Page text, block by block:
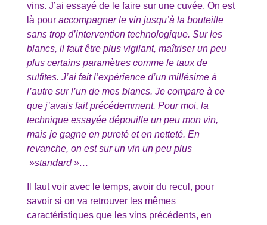
vins. J’ai essayé de le faire sur une cuvée. On est
là pour accompagner le vin jusqu’à la bouteille
sans trop d’intervention technologique. Sur les
blancs, il faut être plus vigilant, maîtriser un peu
plus certains paramètres comme le taux de
sulfites. J’ai fait l’expérience d’un millésime à
l’autre sur l’un de mes blancs. Je compare à ce
que j’avais fait précédemment. Pour moi, la
technique essayée dépouille un peu mon vin,
mais je gagne en pureté et en netteté. En
revanche, on est sur un vin un peu plus
»standard »…
Il faut voir avec le temps, avoir du recul, pour
savoir si on va retrouver les mêmes
caractéristiques que les vins précédents, en